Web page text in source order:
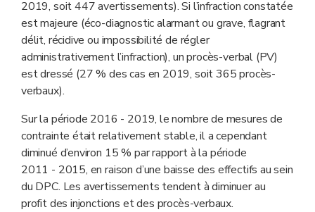
2019, soit 447 avertissements). Si l’infraction constatée
est majeure (éco-diagnostic alarmant ou grave, flagrant
délit, récidive ou impossibilité de régler
administrativement l’infraction), un procès-verbal (PV)
est dressé (27 % des cas en 2019, soit 365 procès-
verbaux).
Sur la période 2016 - 2019, le nombre de mesures de
contrainte était relativement stable, il a cependant
diminué d’environ 15 % par rapport à la période
2011 - 2015, en raison d’une baisse des effectifs au sein
du DPC. Les avertissements tendent à diminuer au
profit des injonctions et des procès-verbaux.